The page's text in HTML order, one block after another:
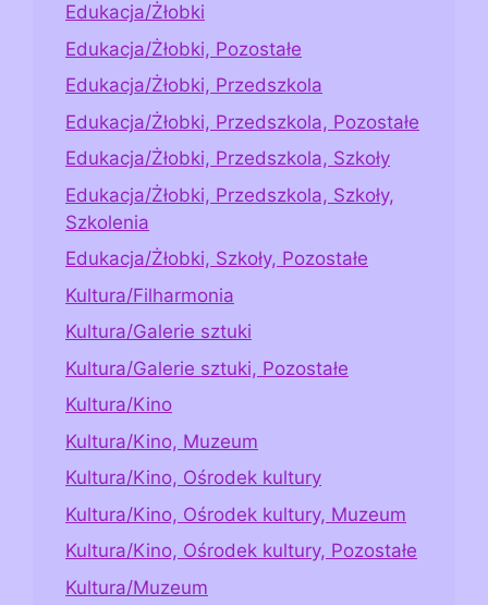
Edukacja/Żłobki
Edukacja/Żłobki, Pozostałe
Edukacja/Żłobki, Przedszkola
Edukacja/Żłobki, Przedszkola, Pozostałe
Edukacja/Żłobki, Przedszkola, Szkoły
Edukacja/Żłobki, Przedszkola, Szkoły,
Szkolenia
Edukacja/Żłobki, Szkoły, Pozostałe
Kultura/Filharmonia
Kultura/Galerie sztuki
Kultura/Galerie sztuki, Pozostałe
Kultura/Kino
Kultura/Kino, Muzeum
Kultura/Kino, Ośrodek kultury
Kultura/Kino, Ośrodek kultury, Muzeum
Kultura/Kino, Ośrodek kultury, Pozostałe
Kultura/Muzeum